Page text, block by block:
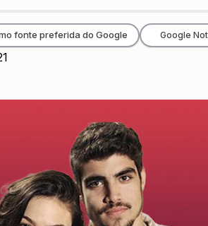
fonte preferida do Google Google